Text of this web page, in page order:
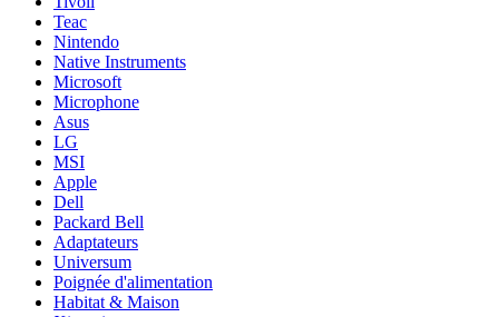
Teac
Nintendo
Native Instruments
Microsoft
Microphone
Asus
LG
MSI
Apple
Dell
Packard Bell
Adaptateurs
Universum
Poignée d'alimentation
Habitat & Maison